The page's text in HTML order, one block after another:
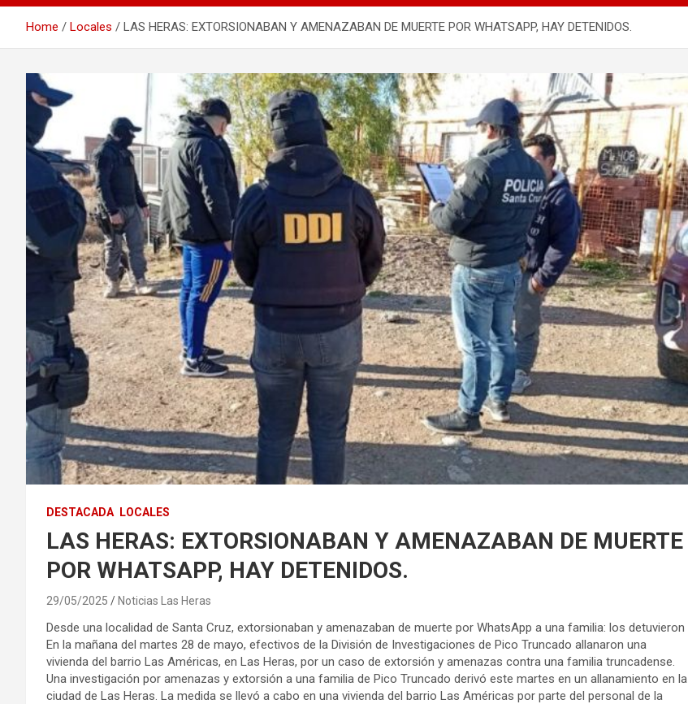
Home Locales LAS HERAS: EXTORSIONABAN Y AMENAZABAN DE MUERTE POR WHATSAPP, HAY DETENIDOS.
DESTACADA LOCALES
LAS HERAS: EXTORSIONABAN Y AMENAZABAN DE MUERTE
POR WHATSAPP, HAY DETENIDOS.
29/05/2025 Noticias Las Heras
Desde una localidad de Santa Cruz, extorsionaban y amenazaban de muerte por WhatsApp a una familia: los detuvieron
En la mañana del martes 28 de mayo, efectivos de la División de Investigaciones de Pico Truncado allanaron una
vivienda del barrio Las Américas, en Las Heras, por un caso de extorsión y amenazas contra una familia truncadense.
Una investigación por amenazas y extorsión a una familia de Pico Truncado derivó este martes en un allanamiento en la
ciudad de Las Heras. La medida se llevó a cabo en una vivienda del barrio Las Américas por parte del personal de la